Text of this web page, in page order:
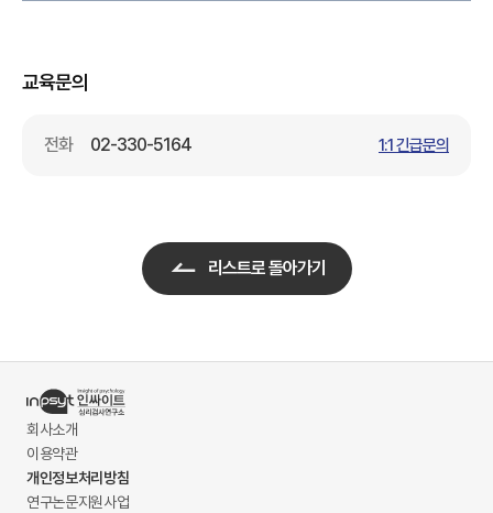
교육문의
전화 02-330-5164 1:1 긴급문의
리스트로 돌아가기
회사소개
이용약관
개인정보처리방침
연구논문지원사업